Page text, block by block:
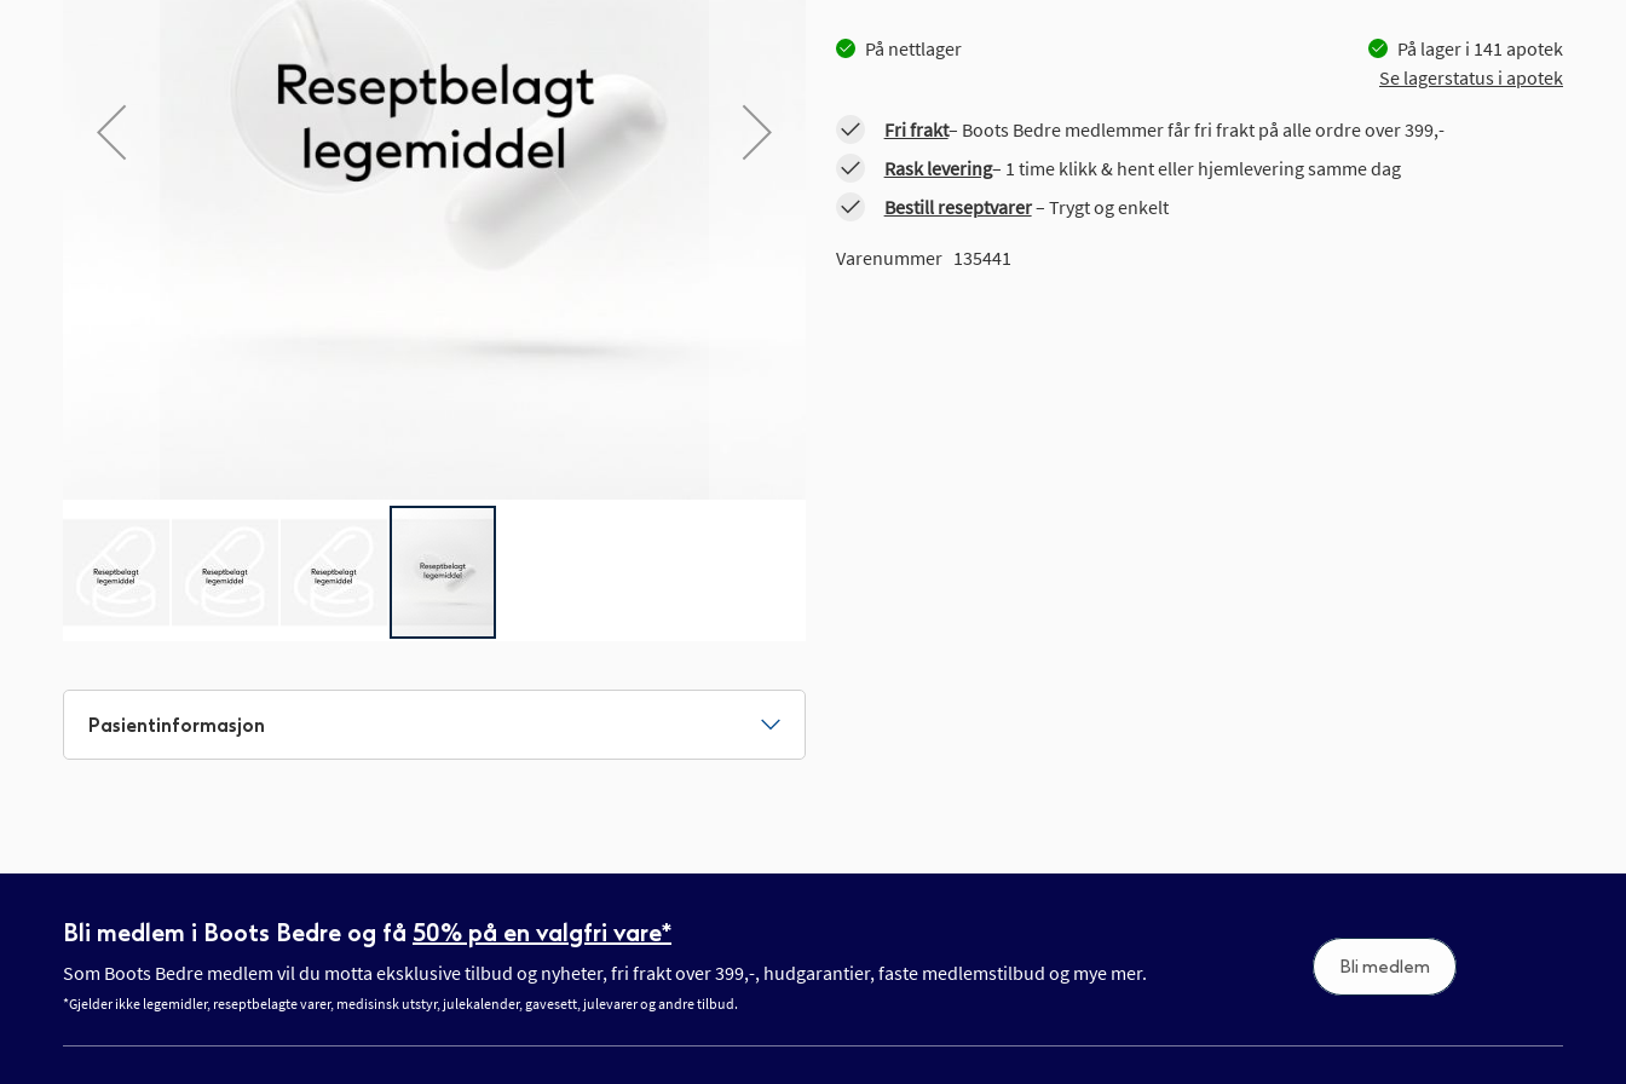
På nettlager På lager i 141 apotek
Se lagerstatus i apotek
Fri frakt– Boots Bedre medlemmer får fri frakt på alle ordre over 399,-
Rask levering– 1 time klikk & hent eller hjemlevering samme dag
Bestill reseptvarer– Trygt og enkelt
Varenummer 135441
til
begynnelsen
Pasientinformasjon
Bli medlem i Boots Bedre og få 50% på en valgfri vare*
Som Boots Bedre medlem vil du motta eksklusive tilbud og nyheter, fri frakt over 399,-, hudgarantier, faste medlemstilbud og mye mer.
*Gjelder ikke legemidler, reseptbelagte varer, medisinsk utstyr, julekalender, gavesett, julevarer og andre tilbud.
Bli medlem